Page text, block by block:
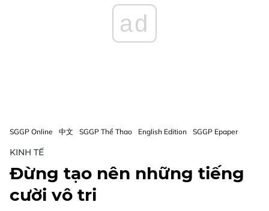
ad
SGGP Online 中文 SGGP Thể Thao English Edition SGGP Epaper
KINH TẾ
Đừng tạo nên những tiếng
cười vô tri